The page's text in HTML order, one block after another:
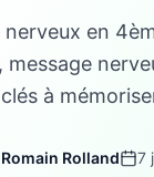
nerveux en
à
Rolland
7